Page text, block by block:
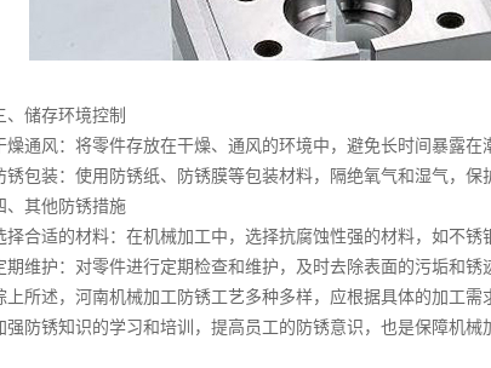
储存环境控制
风‌：将零件存放在干燥、通风的环境中，避免长时间暴露在
装‌：使用防锈纸、防锈膜等包装材料，隔绝氧气和湿气，保
其他防锈措施
适的材料‌：在机械加工中，选择抗腐蚀性强的材料，如不锈
护‌：对零件进行定期检查和维护，及时去除表面的污垢和锈
所述， 河南机械加工防锈工艺多种多样，应根据具体的加工
强防锈知识的学习和培训，提高员工的防锈意识，也是保障机械